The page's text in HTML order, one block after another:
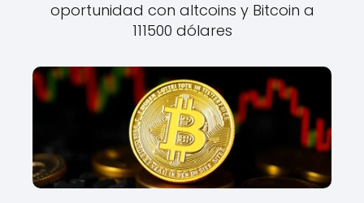
oportunidad con altcoins y Bitcoin a
111500 dólares